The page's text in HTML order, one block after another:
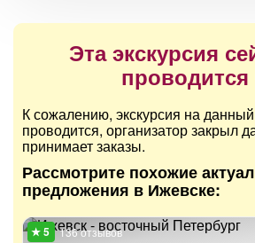
Эта экскурсия
проводится
К сожалению, экскурсия на
проводится, организатор закрыл
принимает заказы.
Рассмотрите похожие
предложения в Ижевске:
136 отзывов